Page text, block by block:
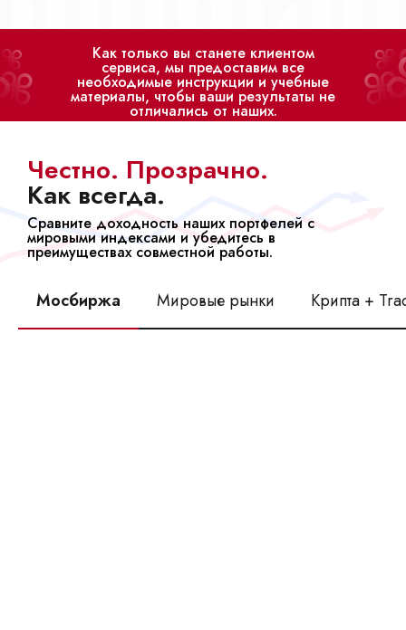
Как только вы станете клиентом
сервиса, мы предоставим все
необходимые инструкции и учебные
материалы, чтобы ваши результаты не
отличались от наших.
Честно. Прозрачно.
Как всегда.
Сравните доходность наших портфелей с
мировыми индексами и убедитесь в
преимуществах совместной работы.
Мосбиржа Мировые рынки Крипта +